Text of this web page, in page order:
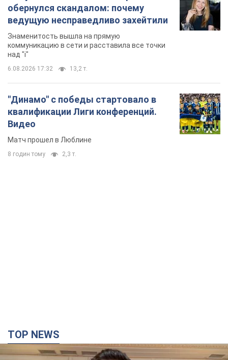
обернулся скандалом: почему
ведущую несправедливо захейтили
Знаменитость вышла на прямую
коммуникацию в сети и расставила все точки
над "i"
6.08.2026 17:32 13,2 т.
"Динамо" с победы стартовало в
квалификации Лиги конференций.
Видео
Матч прошел в Люблине
8 годин тому 2,3 т.
TOP NEWS